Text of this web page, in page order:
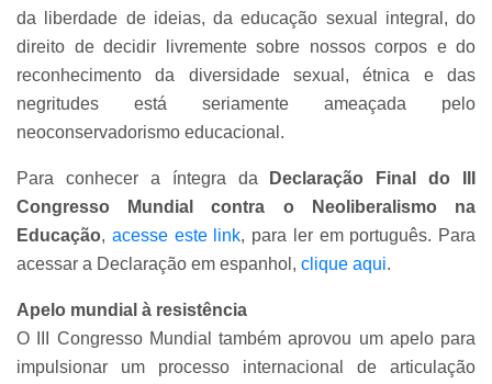
da liberdade de ideias, da educação sexual integral, do
direito de decidir livremente sobre nossos corpos e do
reconhecimento da diversidade sexual, étnica e das
negritudes está seriamente ameaçada pelo
neoconservadorismo educacional.
Para conhecer a íntegra da
Declaração Final do III
Congresso Mundial contra o Neoliberalismo na
Educação, acesse este link, para ler em português. Para
acessar a Declaração em espanhol, clique aqui.
Apelo mundial à resistência
O III Congresso Mundial também aprovou um apelo para
impulsionar um processo internacional de articulação